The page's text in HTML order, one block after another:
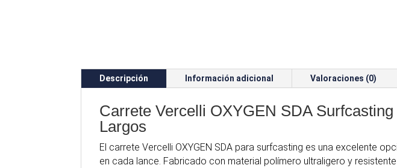
Descripción Información adicional Valoraciones (0)
Carrete Vercelli OXYGEN SDA
Largos
El carrete Vercelli OXYGEN SDA para surfcasting es una excelente
en cada lance. Fabricado con material polímero ultraligero y